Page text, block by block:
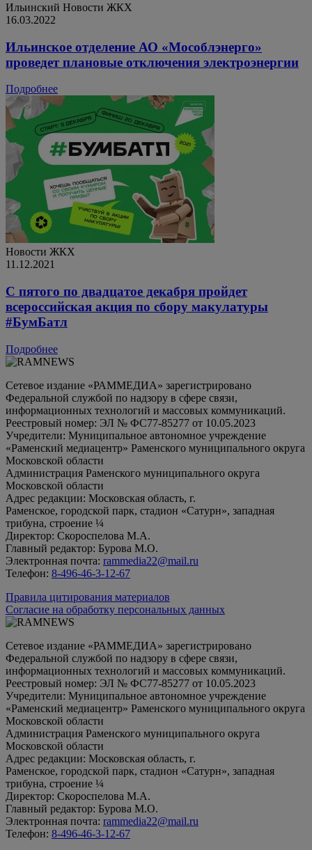
Ильинский Новости ЖКХ
16.03.2022
Ильинское отделение АО «Мособлэнерго»
проведет плановые отключения электроэнергии
Подробнее
Новости ЖКХ
11.12.2021
С пятого по двадцатое декабря пройдет
всероссийская акция по сбору макулатуры
#БумБатл
Подробнее
Сетевое издание «РАММЕДИА» зарегистрировано
Федеральной службой по надзору в сфере связи,
информационных технологий и массовых коммуникаций.
Реестровый номер: ЭЛ № ФС77-85277 от 10.05.2023
Учредители: Муниципальное автономное учреждение
«Раменский медиацентр» Раменского муниципального округа
Московской области
Администрация Раменского муниципального округа
Московской области
Адрес редакции: Московская область, г.
Раменское, городской парк, стадион «Сатурн», западная
трибуна, строение ¼
Директор: Скороспелова М.А.
Главный редактор: Бурова М.О.
Электронная почта: rammedia22@mail.ru
Телефон: 8-496-46-3-12-67
Правила цитирования материалов
Согласие на обработку персональных данных
Сетевое издание «РАММЕДИА» зарегистрировано
Федеральной службой по надзору в сфере связи,
информационных технологий и массовых коммуникаций.
Реестровый номер: ЭЛ № ФС77-85277 от 10.05.2023
Учредители: Муниципальное автономное учреждение
«Раменский медиацентр» Раменского муниципального округа
Московской области
Администрация Раменского муниципального округа
Московской области
Адрес редакции: Московская область, г.
Раменское, городской парк, стадион «Сатурн», западная
трибуна, строение ¼
Директор: Скороспелова М.А.
Главный редактор: Бурова М.О.
Электронная почта: rammedia22@mail.ru
Телефон: 8-496-46-3-12-67